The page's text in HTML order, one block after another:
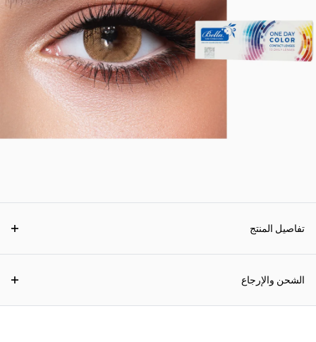
تفاصيل المنتج
الشحن والإرجاع